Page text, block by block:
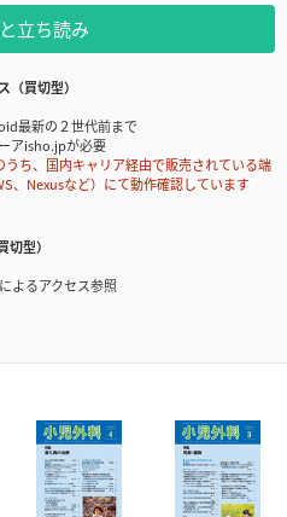
立ち読み
（買切型）
最新の２世代前まで
アisho.jpが必要
ち、国内キャリア経由で販売されている端
、Nexusなど）にて動作確認しています
型）
よるアクセス参照